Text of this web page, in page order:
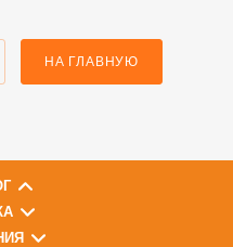
НА ГЛАВНУЮ